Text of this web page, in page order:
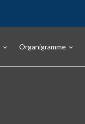
Organigramme